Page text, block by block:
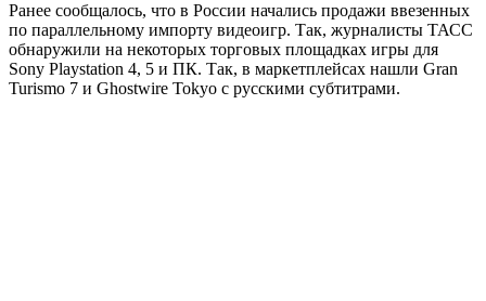
Ранее сообщалось, что в России начались продажи ввезенных
по параллельному импорту видеоигр. Так, журналисты ТАСС
обнаружили на некоторых торговых площадках игры для
Sony Playstation 4, 5 и ПК. Так, в маркетплейсах нашли Gran
Turismo 7 и Ghostwire Tokyo c русскими субтитрами.